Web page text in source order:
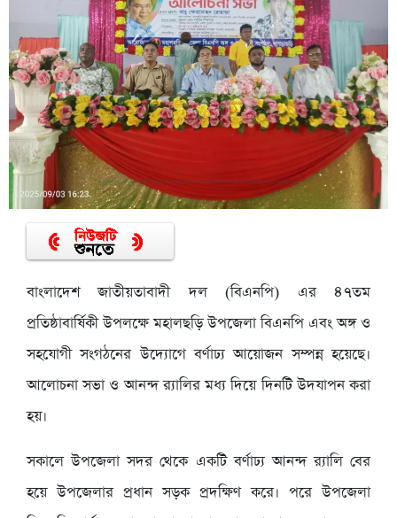
বাংলাদেশ জাতীয়তাবাদী দল (বিএনপি) এর ৪৭তম
প্রতিষ্ঠাবার্ষিকী উপলক্ষে মহালছড়ি উপজেলা বিএনপি এবং অঙ্গ ও
সহযোগী সংগঠনের উদ্যোগে বর্ণাঢ্য আয়োজন সম্পন্ন হয়েছে।
আলোচনা সভা ও আনন্দ র‌্যালির মধ্য দিয়ে দিনটি উদযাপন করা
হয়।
সকালে উপজেলা সদর থেকে একটি বর্ণাঢ্য আনন্দ র‌্যালি বের
হয়ে উপজেলার প্রধান সড়ক প্রদক্ষিণ করে। পরে উপজেলা